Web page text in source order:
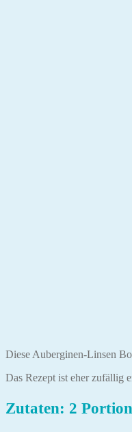
Diese Auberginen-Linsen
Das Rezept ist eher zufällig
Zutaten: 2